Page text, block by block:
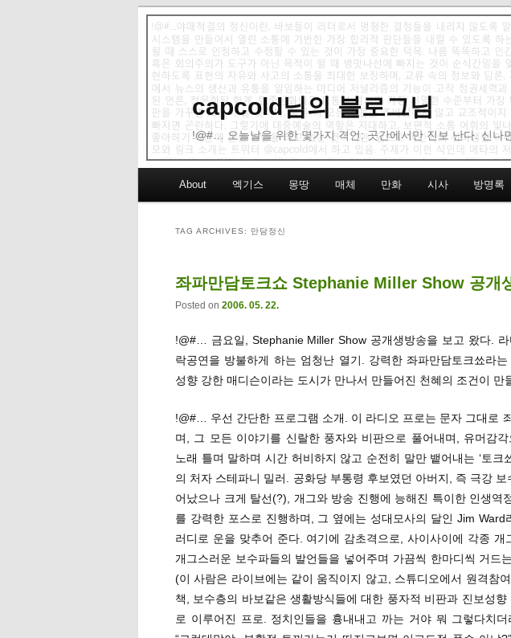
capcold님의 블로그님
!@#… 오늘날을 위한 몇가지 격언: 곳간에서만 진보 난다. 신나
Skip to primary content
Skip to secondary content
About 엑기스 몽땅 매체 만화 시사 방명록
TAG ARCHIVES: 만담정신
좌파만담토크쇼 Stephanie Miller Show 공개
Posted on 2006. 05. 22.
!@#… 금요일, Stephanie Miller Show 공개생방송을 보고 왔다.
락공연을 방불하게 하는 엄청난 열기. 강력한 좌파만담토크쑈라
성향 강한 매디슨이라는 도시가 만나서 만들어진 천혜의 조건이 만
!@#… 우선 간단한 프로그램 소개. 이 라디오 프로는 문자 그대로
며, 그 모든 이야기를 신랄한 풍자와 비판으로 풀어내며, 유머감
노래 틀며 말하며 시간 허비하지 않고 순전히 말만 뱉어내는 ‘토크
의 처자 스테파니 밀러. 공화당 부통령 후보였던 아버지, 즉 극강
어났으나 크게 탈선(?), 개그와 방송 진행에 능해진 특이한 인생역
를 강력한 포스로 진행하며, 그 옆에는 성대모사의 달인 Jim Ward
러디로 운을 맞추어 준다. 여기에 감초격으로, 사이사이에 각종 개
개그스러운 보수파들의 발언들을 넣어주며 가끔씩 한마디씩 거드
(이 사람은 라이브에는 같이 움직이지 않고, 스튜디오에서 원격참
책, 보수층의 바보같은 생활방식들에 대한 풍자적 비판과 진보성
로 이루어진 프로. 정치인들을 흉내내고 까는 거야 뭐 그렇다치